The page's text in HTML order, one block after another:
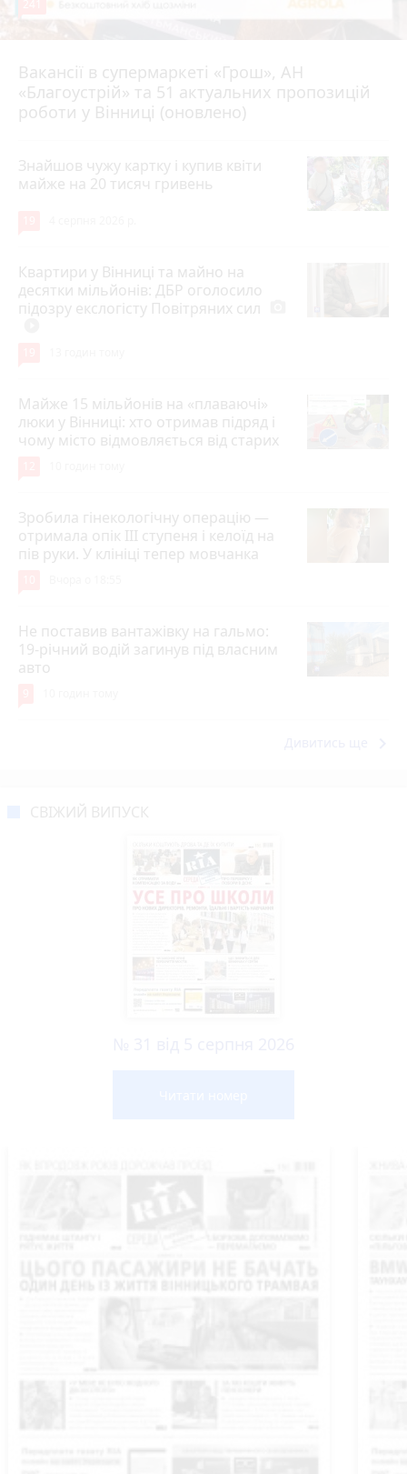
Вакансії в супермаркеті «Грош», АН
«Благоустрій» та 51 актуальних пропозицій
роботи у Вінниці (оновлено)
4 серпня 2026 р.
Знайшов чужу картку і купив квіти
майже на 20 тисяч гривень
Квартири у Вінниці та майно на
десятки мільйонів: ДБР оголосило
підозру екслогісту Повітряних сил
Майже 15 мільйонів на «плаваючі»
люки у Вінниці: хто отримав підряд і
чому місто відмовляється від старих
Зробила гінекологічну операцію —
отримала опік ІІІ ступеня і келоїд на
пів руки. У клініці тепер мовчанка
Не поставив вантажівку на гальмо:
19-річний водій загинув під власним
авто